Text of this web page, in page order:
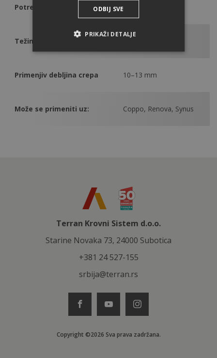
Potrebna količina
Težina
Primenjiv debljina crepa 10–13 mm
Može se primeniti uz: Coppo, Renova, Synus
Terran Krovni Sistem d.o.o.
Starine Novaka 73, 24000 Subotica
+381 24 527-155
srbija@terran.rs
Copyright ©2026 Sva prava zadržana.
ODBIJ SVE
PRIKAŽI DETALJE